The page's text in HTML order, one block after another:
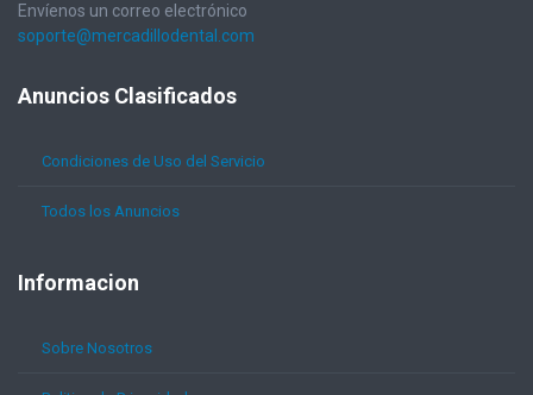
Envíenos un correo electrónico
soporte@mercadillodental.com
Anuncios Clasificados
Condiciones de Uso del Servicio
Todos los Anuncios
Informacion
Sobre Nosotros